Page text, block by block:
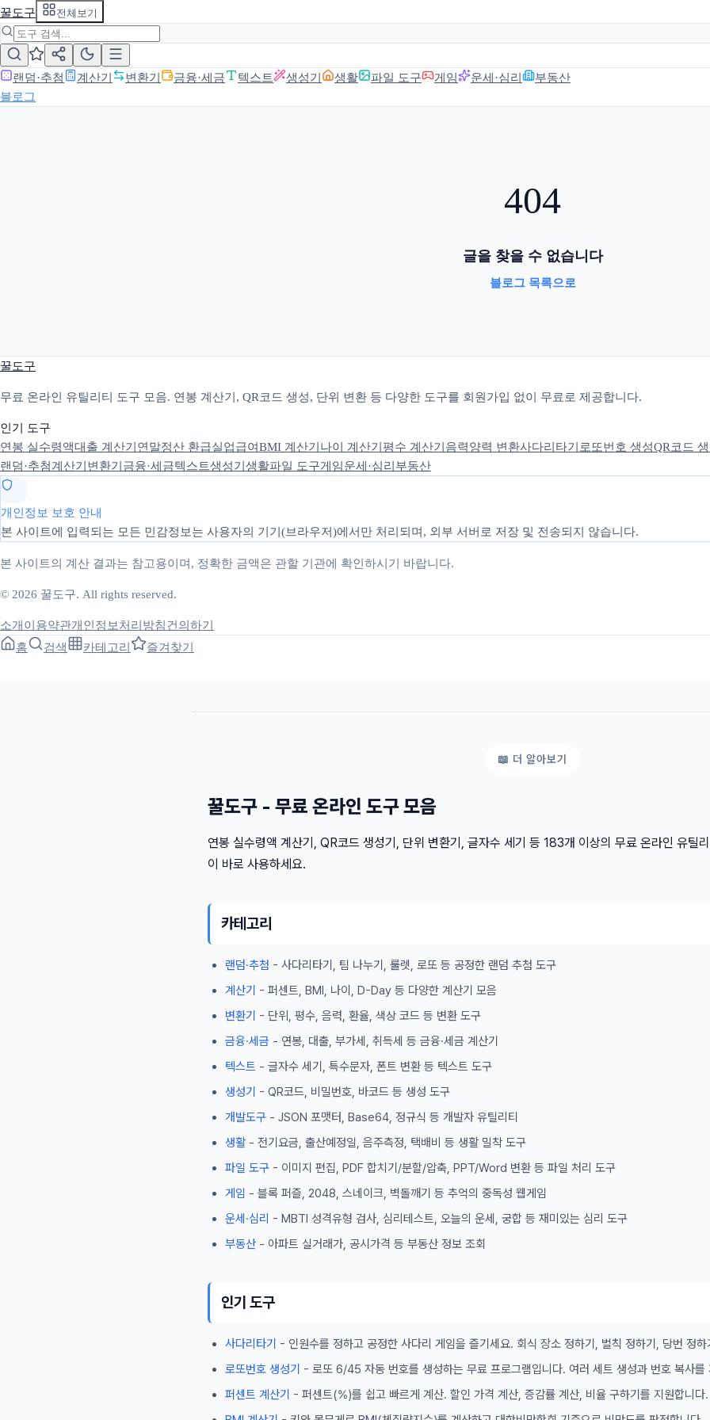
꿀도구 전체보기
랜덤·추첨 계산기 변환기 금융·세금 텍스트 생성기 생활 파일 도구 게임 운세·심리
부동산
블로그
404
글을 찾을 수 없습니다
블로그 목록으로
꿀도구
무료 온라인 유틸리티 도구 모음. 연봉 계산기, QR코드 생성, 단위 변환 등 다양한 도구를 회원가입 없이 무료로 제공합니다.
인기 도구
연봉 실수령액대출 계산기 연말정산 환급실업급여BMI 계산기 나이 계산기 평수 계산기 음력양력 변환사다리타기 로또번호 생성QR코드
랜덤·추첨계산기 변환기 금융·세금텍스트생성기 생활파일 도구게임운세·심리 부동산
개인정보 보호 안내
본 사이트에 입력되는 모든 민감정보는 사용자의 기기(브라우저)에서만 처리되며, 외부 서버로 저장 및 전송되지 않습니다.
본 사이트의 계산 결과는 참고용이며, 정확한 금액은 관할 기관에 확인하시기 바랍니다.
© 2026 꿀도구. All rights reserved.
소개 이용약관개인정보처리방침건의하기
홈
검색 카테고리 즐겨찾기
꿀도구 - 무료 온라인 도구 모음
연봉 실수령액 계산기, QR코드 생성기, 단위 변환기, 글자수 세기 등 183개 이상의 무료 온라인 유틸
이 바로 사용하세요.
카테고리
랜덤·추첨 - 사다리타기, 팀 나누기, 룰렛, 로또 등 공정한 랜덤 추첨 도구
계산기 - 퍼센트, BMI, 나이, D-Day 등 다양한 계산기 모음
변환기 - 단위, 평수, 음력, 환율, 색상 코드 등 변환 도구
금융·세금 - 연봉, 대출, 부가세, 취득세 등 금융·세금 계산기
텍스트 - 글자수 세기, 특수문자, 폰트 변환 등 텍스트 도구
생성기 - QR코드, 비밀번호, 바코드 등 생성 도구
개발도구 - JSON 포맷터, Base64, 정규식 등 개발자 유틸리티
생활 - 전기요금, 출산예정일, 음주측정, 택배비 등 생활 밀착 도구
파일 도구 - 이미지 편집, PDF 합치기/분할/압축, PPT/Word 변환 등 파일 처리 도구
게임 - 블록 퍼즐, 2048, 스네이크, 벽돌깨기 등 추억의 중독성 웹게임
운세·심리 - MBTI 성격유형 검사, 심리테스트, 오늘의 운세, 궁합 등 재미있는 심리 도구
부동산 - 아파트 실거래가, 공시가격 등 부동산 정보 조회
인기 도구
사다리타기 - 인원수를 정하고 공정한 사다리 게임을 즐기세요. 회식 장소 정하기, 벌칙 정하기, 당번 정
로또번호 생성기 - 로또 6/45 자동 번호를 생성하는 무료 프로그램입니다. 여러 세트 생성과 번호 복사를
퍼센트 계산기 - 퍼센트(%)를 쉽고 빠르게 계산. 할인 가격 계산, 증감률 계산, 비율 구하기를 지원합니다.